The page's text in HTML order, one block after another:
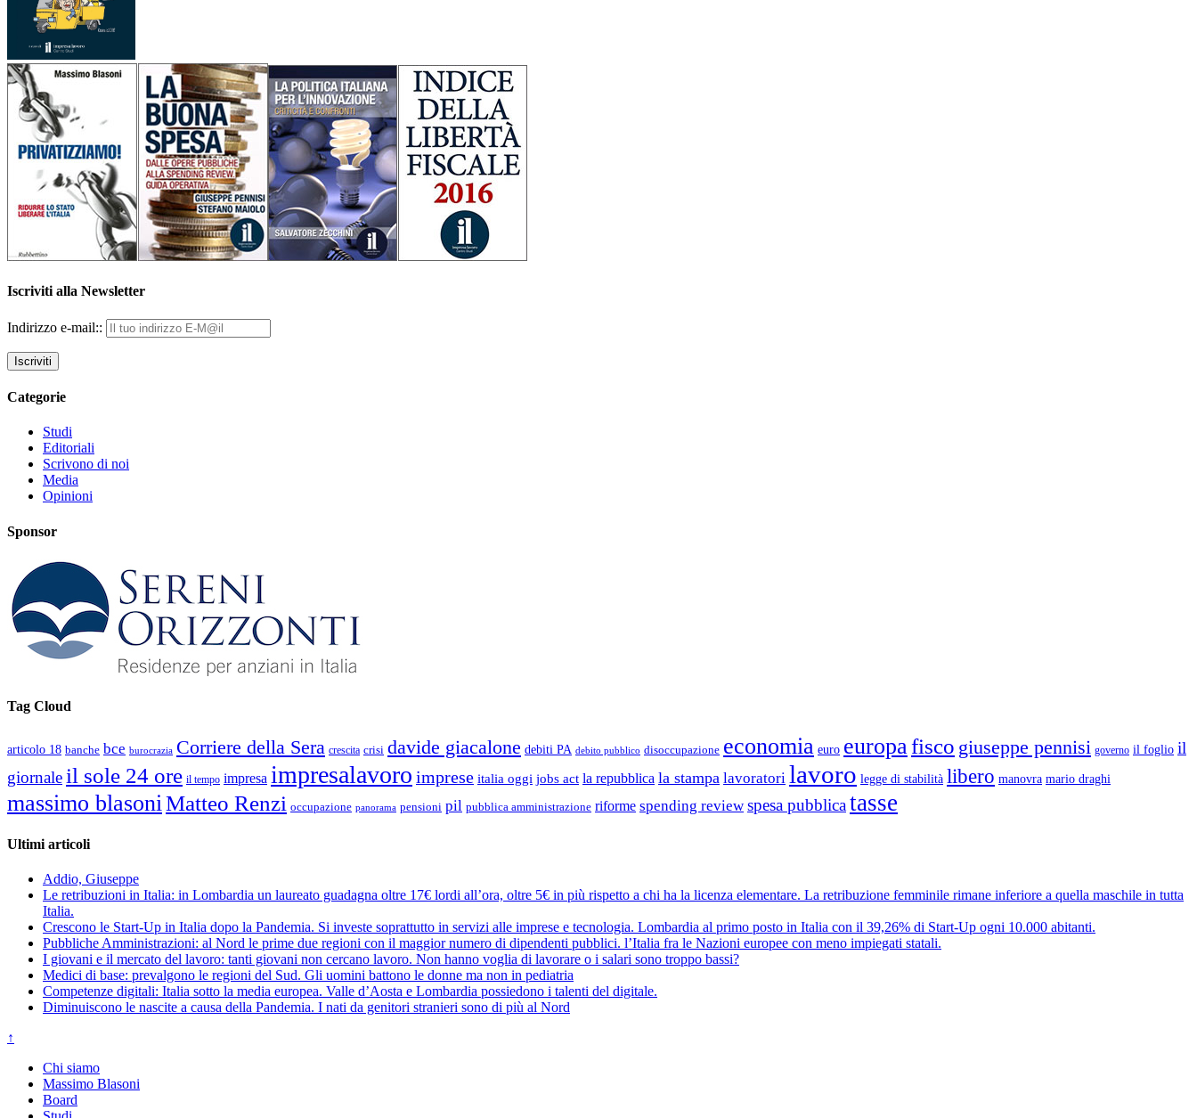
Iscriviti alla Newsletter
Indirizzo e-mail::
Categorie
Studi
Editoriali
Scrivono di noi
Media
Opinioni
Sponsor
Tag Cloud
articolo 18 banche bce burocrazia Corriere della Sera crescita crisi davide giacalone debiti PA debito pubblico disoccupazione economia euro europafisco giuseppe pennisi governo il foglio il
giornale il sole 24 ore il tempo impresa impresalavoro imprese italia oggi jobs act la repubblica la stampa lavoratori lavoro legge di stabilità libero manovra mario draghi
massimo blasoniMatteo Renzi occupazione panorama pensioni pil pubblica amministrazione riforme spending review spesa pubblicatasse
Ultimi articoli
Addio, Giuseppe
Le retribuzioni in Italia: in Lombardia un laureato guadagna oltre 17€ lordi all’ora, oltre 5€ in più rispetto a chi ha la licenza elementare. La retribuzione femminile rimane inferiore a quella maschile in tutta
Italia.
Crescono le Start-Up in Italia dopo la Pandemia. Si investe soprattutto in servizi alle imprese e tecnologia. Lombardia al primo posto in Italia con il 39,26% di Start-Up ogni 10.000 abitanti.
Pubbliche Amministrazioni: al Nord le prime due regioni con il maggior numero di dipendenti pubblici. l’Italia fra le Nazioni europee con meno impiegati statali.
I giovani e il mercato del lavoro: tanti giovani non cercano lavoro. Non hanno voglia di lavorare o i salari sono troppo bassi?
Medici di base: prevalgono le regioni del Sud. Gli uomini battono le donne ma non in pediatria
Competenze digitali: Italia sotto la media europea. Valle d’Aosta e Lombardia possiedono i talenti del digitale.
Diminuiscono le nascite a causa della Pandemia. I nati da genitori stranieri sono di più al Nord
↑
Chi siamo
Massimo Blasoni
Board